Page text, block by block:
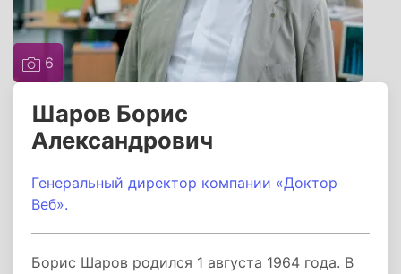
6
Шаров Борис
Александрович
Генеральный директор компании «Доктор
Веб».
Борис Шаров родился 1 августа 1964 года. В